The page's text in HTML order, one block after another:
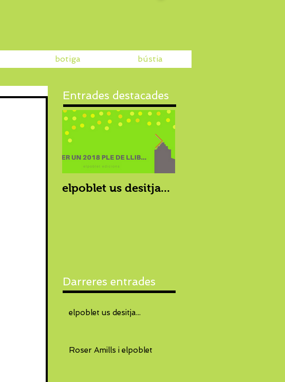
botiga bústia
elpoblet us desitja...
Darreres entrades
elpoblet us desitja...
Roser Amills i elpoblet
Entrades destacades